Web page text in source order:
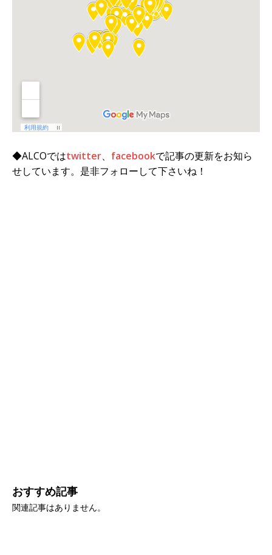
◆ALCOではtwitter、 facebookで記事の更新をお知ら
せしています。是非フォローして下さいね！
おすすめ記事
関連記事はありません。